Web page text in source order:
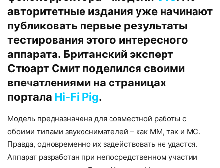
авторитетные издания уже начинают
публиковать первые результаты
тестирования этого интересного
аппарата. Британский эксперт
Стюарт Смит поделился своими
впечатлениями на страницах
портала Hi-Fi Pig.
Модель предназначена для совместной работы с
обоими типами звукоснимателей – как ММ, так и МС.
Правда, одновременно их задействовать не удастся.
Аппарат разработан при непосредственном участии